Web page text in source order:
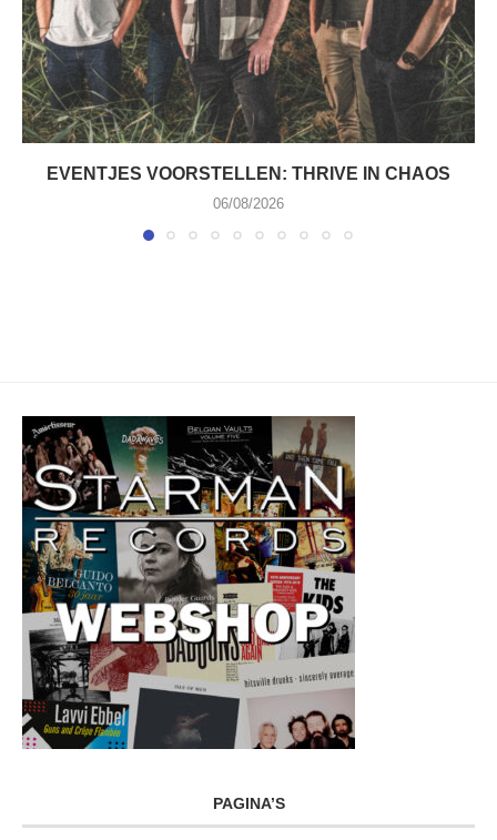
EVENTJES VOORSTELLEN: THRIVE IN CHAOS
06/08/2026
PAGINA’S